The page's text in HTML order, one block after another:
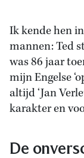
Ik kende hen
mannen: Ted
was 86 jaar
mijn Engelse
altijd ‘Jan
karakter en
De